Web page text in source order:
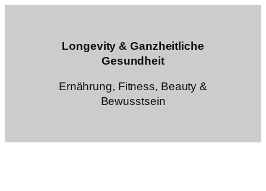
Longevity & Ganzheitliche
Gesundheit
Ernährung, Fitness, Beauty &
Bewusstsein